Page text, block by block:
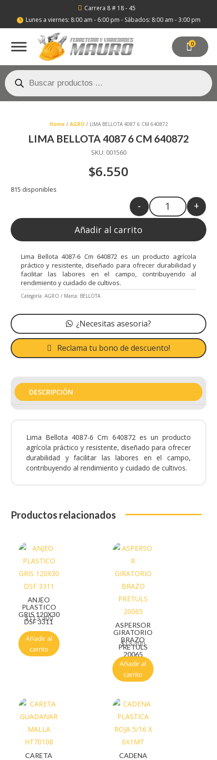
 Carrera 8 # 18 - 45
 Lunes a viernes: 8:00 am - 6:00 pm - Sábados: 8:00 am - 3:00 pm
0
Búsqueda
de
productos
Home / AGRO / LIMA BELLOTA 4087 6 CM 640872
LIMA BELLOTA 4087 6 CM 640872
SKU: 001560
$6.550
815 disponibles
Quantity
- +
Añadir al carrito
Lima Bellota 4087-6 Cm 640872 es un producto agrícola
práctico y resistente, diseñado para ofrecer durabilidad y
facilitar las labores en el campo, contribuyendo al
rendimiento y cuidado de cultivos.
Categoría: AGRO Marca: BELLOTA
¿Necesitas asesoria?
Reclama tu bono de descuento!
DESCRIPCIÓN
Lima Bellota 4087-6 Cm 640872 es un producto
agrícola práctico y resistente, diseñado para ofrecer
durabilidad y facilitar las labores en el campo,
contribuyendo al rendimiento y cuidado de cultivos.
Productos relacionados
ANJEO
PLASTICO
GRIS 120X30
DSF 3311
$113.400
Añadir al
carrito
ASPERSOR
GIRATORIO
BRAZO
PRETULS
20065
$13.300
Añadir al
carrito
CARETA
CADENA